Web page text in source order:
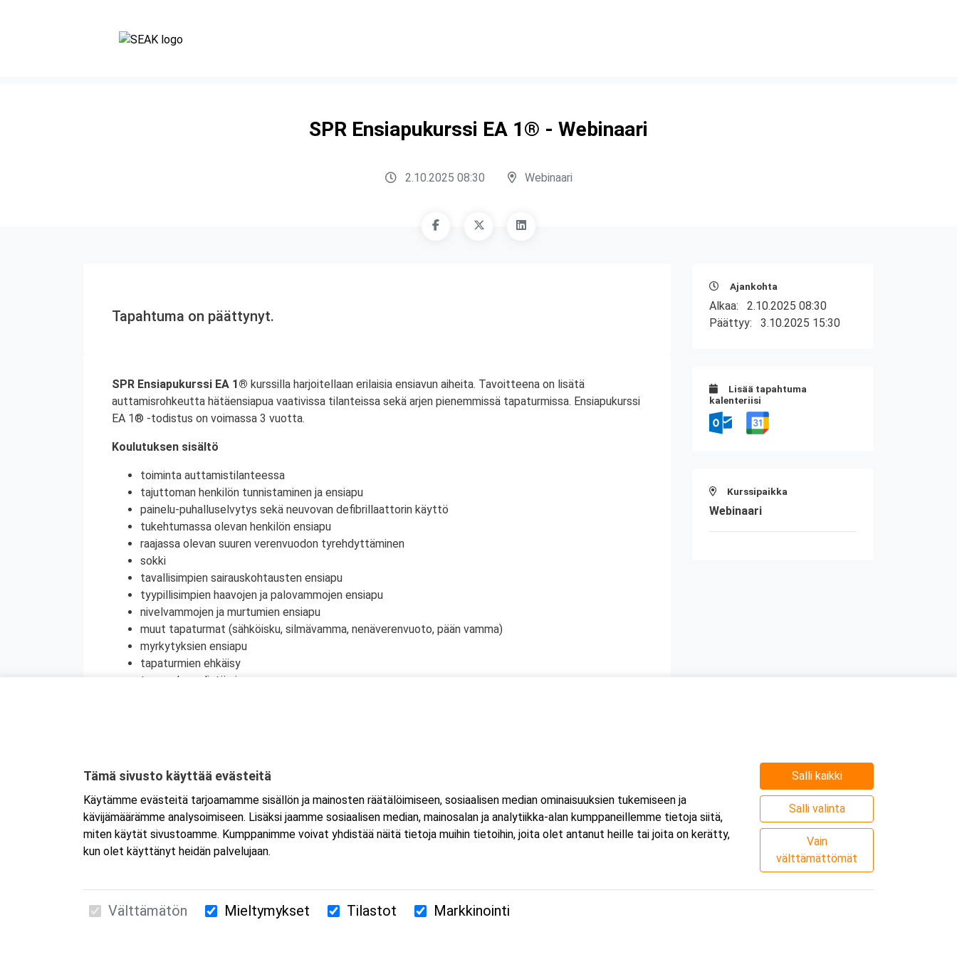
SPR Ensiapukurssi EA 1® - Webinaari
2.10.2025 08:30 Webinaari
Tapahtuma on päättynyt.
SPR Ensiapukurssi EA 1® kurssilla harjoitellaan erilaisia ensiavun aiheita. Tavoitteena on lisätä
auttamisrohkeutta hätäensiapua vaativissa tilanteissa sekä arjen pienemmissä tapaturmissa. Ensiapukurssi
EA 1® -todistus on voimassa 3 vuotta.
Koulutuksen sisältö
toiminta auttamistilanteessa
tajuttoman henkilön tunnistaminen ja ensiapu
painelu-puhalluselvytys sekä neuvovan defibrillaattorin käyttö
tukehtumassa olevan henkilön ensiapu
raajassa olevan suuren verenvuodon tyrehdyttäminen
sokki
tavallisimpien sairauskohtausten ensiapu
tyypillisimpien haavojen ja palovammojen ensiapu
nivelvammojen ja murtumien ensiapu
muut tapaturmat (sähköisku, silmävamma, nenäverenvuoto, pään vamma)
myrkytyksien ensiapu
tapaturmien ehkäisy
terveyden edistäminen
Kyseessä on etäkoulutus.Koulutus tapahtuu Microsoft Teams-sovelluksella. Voit osallistua
tai mobiililaitteelle erikseen. Mikäli haluat ladata Teams-sovelluksen, löydät sen omasta sovelluskaupasta.
Tarkemmat ohjeet lähetetään vahvistusviestissä.
Ajankohta
Alkaa: 2.10.2025 08:30
Päättyy: 3.10.2025 15:30
Lisää tapahtuma
kalenteriisi
Kurssipaikka
Webinaari
Suomen Ensiapukoulutus Oy / Valimotie 21 / 00380 Helsinki
Tämä sivusto käyttää evästeitä
Käytämme evästeitä tarjoamamme sisällön ja mainosten räätälöimiseen, sosiaalisen median ominaisuuksien tukemiseen ja
kävijämäärämme analysoimiseen. Lisäksi jaamme sosiaalisen median, mainosalan ja analytiikka-alan kumppaneillemme tietoja siitä,
miten käytät sivustoamme. Kumppanimme voivat yhdistää näitä tietoja muihin tietoihin, joita olet antanut heille tai joita on kerätty,
kun olet käyttänyt heidän palvelujaan.
Salli kaikki
Salli valinta
Vain
välttämättömät
Välttämätön Mieltymykset Tilastot Markkinointi